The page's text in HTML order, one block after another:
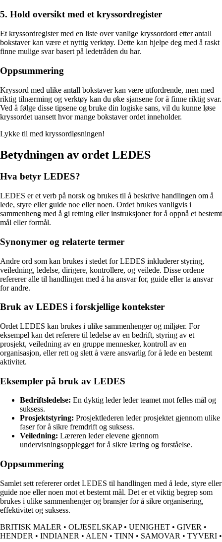
5. Hold oversikt med et kryssordregister
Et kryssordregister med en liste over vanlige kryssordord etter antall
bokstaver kan være et nyttig verktøy. Dette kan hjelpe deg med å raskt
finne mulige svar basert på ledetråden du har.
Oppsummering
Kryssord med ulike antall bokstaver kan være utfordrende, men med
riktig tilnærming og verktøy kan du øke sjansene for å finne riktig svar.
Ved å følge disse tipsene og bruke din logiske sans, vil du kunne løse
kryssordet uansett hvor mange bokstaver ordet inneholder.
Lykke til med kryssordløsningen!
Betydningen av ordet LEDES
Hva betyr LEDES?
LEDES er et verb på norsk og brukes til å beskrive handlingen om å
lede, styre eller guide noe eller noen. Ordet brukes vanligvis i
sammenheng med å gi retning eller instruksjoner for å oppnå et bestemt
mål eller formål.
Synonymer og relaterte termer
Andre ord som kan brukes i stedet for LEDES inkluderer styring,
veiledning, ledelse, dirigere, kontrollere, og veilede. Disse ordene
refererer alle til handlingen med å ha ansvar for, guide eller ta ansvar
for andre.
Bruk av LEDES i forskjellige kontekster
Ordet LEDES kan brukes i ulike sammenhenger og miljøer. For
eksempel kan det referere til ledelse av en bedrift, styring av et
prosjekt, veiledning av en gruppe mennesker, kontroll av en
organisasjon, eller rett og slett å være ansvarlig for å lede en bestemt
aktivitet.
Eksempler på bruk av LEDES
Bedriftsledelse: En dyktig leder leder teamet mot felles mål og
suksess.
Prosjektstyring: Prosjektlederen leder prosjektet gjennom ulike
faser for å sikre fremdrift og suksess.
Veiledning: Læreren leder elevene gjennom
undervisningsopplegget for å sikre læring og forståelse.
Oppsummering
Samlet sett refererer ordet LEDES til handlingen med å lede, styre eller
guide noe eller noen mot et bestemt mål. Det er et viktig begrep som
brukes i ulike sammenhenger og bransjer for å sikre organisering,
effektivitet og suksess.
BRITISK MALER • OLJESELSKAP• UENIGHET • GIVER •
HENDER • INDIANER • ALEN • TINN • SAMOVAR • TYVERI •